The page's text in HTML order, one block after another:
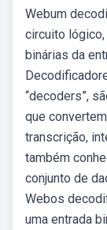
Webum
circuito
binárias da
“decoders”,
que
transcrição,
também
conjunto de
Webos
uma entrada